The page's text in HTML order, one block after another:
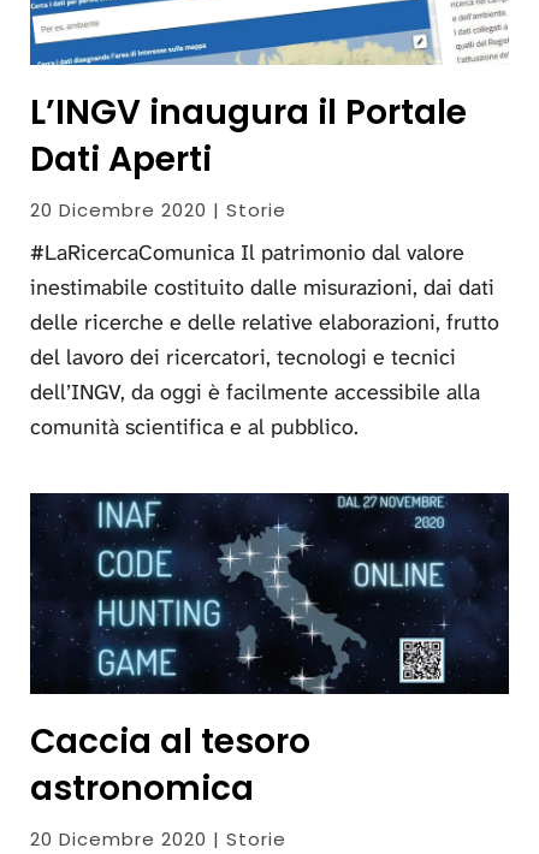
L’INGV inaugura il Portale
Dati Aperti
20 Dicembre 2020 | Storie
#LaRicercaComunica Il patrimonio dal valore
inestimabile costituito dalle misurazioni, dai dati
delle ricerche e delle relative elaborazioni, frutto
del lavoro dei ricercatori, tecnologi e tecnici
dell’INGV, da oggi è facilmente accessibile alla
comunità scientifica e al pubblico.
Caccia al tesoro
astronomica
20 Dicembre 2020 | Storie